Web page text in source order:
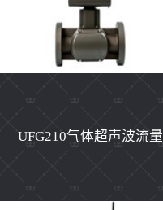
UFG210气体超声波流量